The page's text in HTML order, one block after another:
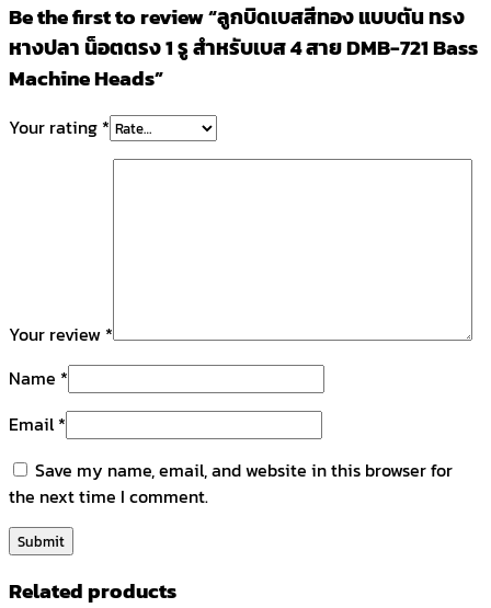
Be the first to review “ลูกบิดเบสสีทอง แบบตัน ทรง
หางปลา น็อตตรง 1 รู สำหรับเบส 4 สาย DMB-721 Bass
Machine Heads”
Your rating *
Your review *
Name *
Email*
Save my name, email, and website in this browser for
the next time I comment.
Related products